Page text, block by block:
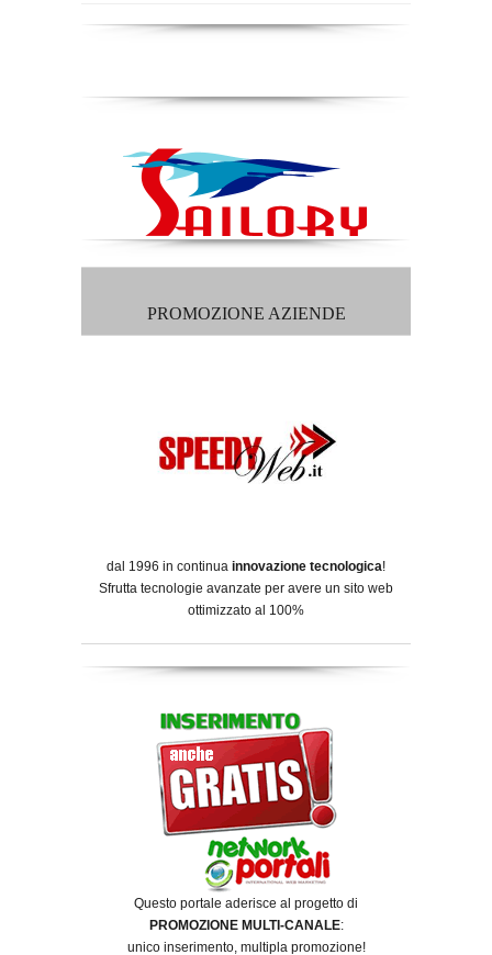
PROMOZIONE AZIENDE
dal 1996 in continua innovazione tecnologica!
Sfrutta tecnologie avanzate per avere un sito web
ottimizzato al 100%
Questo portale aderisce al progetto di
PROMOZIONE MULTI-CANALE:
unico inserimento, multipla promozione!